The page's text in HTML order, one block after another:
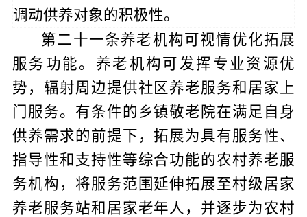
调动供养对象的积极性。
第二十一条养老机构可视情优化拓展
服务功能。养老机构可发挥专业资源优
势，辐射周边提供社区养老服务和居家上
门服务。有条件的乡镇敬老院在满足自身
供养需求的前提下，拓展为具有服务性、
指导性和支持性等综合功能的农村养老服
务机构，将服务范围延伸拓展至村级居家
养老服务站和居家老年人，并逐步为农村